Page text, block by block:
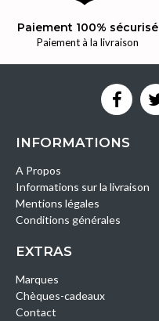
Paiement 100% sécurisé
Paiement à la livraison
INFORMATIONS
A Propos
Informations sur la livraison
Mentions légales
Conditions générales
EXTRAS
Marques
Chèques-cadeaux
Contact